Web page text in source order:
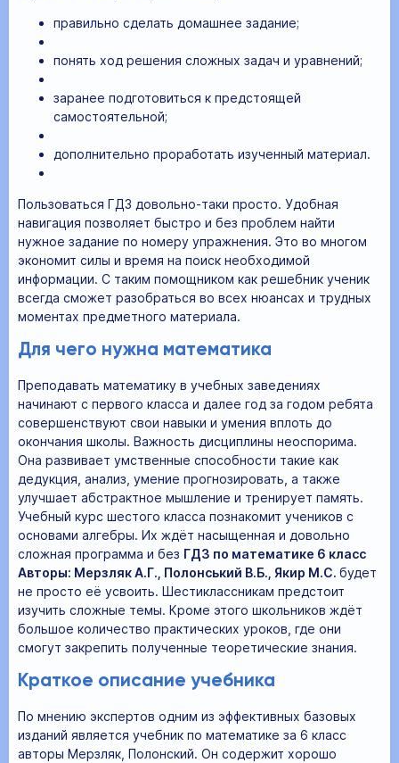
правильно сделать домашнее задание;
понять ход решения сложных задач и уравнений;
заранее подготовиться к предстоящей
самостоятельной;
дополнительно проработать изученный материал.
Пользоваться ГДЗ довольно-таки просто. Удобная
навигация позволяет быстро и без проблем найти
нужное задание по номеру упражнения. Это во многом
экономит силы и время на поиск необходимой
информации. С таким помощником как решебник ученик
всегда сможет разобраться во всех нюансах и трудных
моментах предметного материала.
Для чего нужна математика
Преподавать математику в учебных заведениях
начинают с первого класса и далее год за годом ребята
совершенствуют свои навыки и умения вплоть до
окончания школы. Важность дисциплины неоспорима.
Она развивает умственные способности такие как
дедукция, анализ, умение прогнозировать, а также
улучшает абстрактное мышление и тренирует память.
Учебный курс шестого класса познакомит учеников с
основами алгебры. Их ждёт насыщенная и довольно
сложная программа и без ГДЗ по математике 6 класс
Авторы: Мерзляк А.Г., Полонський В.Б., Якир М.С. будет
не просто её усвоить. Шестиклассникам предстоит
изучить сложные темы. Кроме этого школьников ждёт
большое количество практических уроков, где они
смогут закрепить полученные теоретические знания.
Краткое описание учебника
По мнению экспертов одним из эффективных базовых
изданий является учебник по математике за 6 класс
авторы Мерзляк, Полонский. Он содержит хорошо